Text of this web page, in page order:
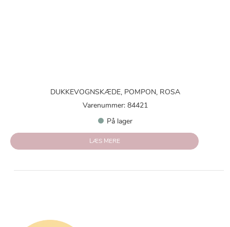
DUKKEVOGNSKÆDE, POMPON, ROSA
Varenummer: 84421
På lager
LÆS MERE